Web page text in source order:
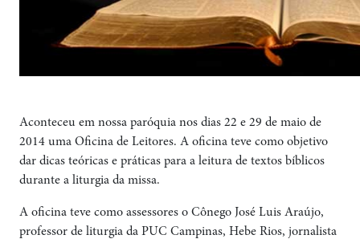
Aconteceu em nossa paróquia nos dias 22 e 29 de maio de
2014 uma Oficina de Leitores. A oficina teve como objetivo
dar dicas teóricas e práticas para a leitura de textos bíblicos
durante a liturgia da missa.
A oficina teve como assessores o Cônego José Luis Araújo,
professor de liturgia da PUC Campinas, Hebe Rios, jornalista